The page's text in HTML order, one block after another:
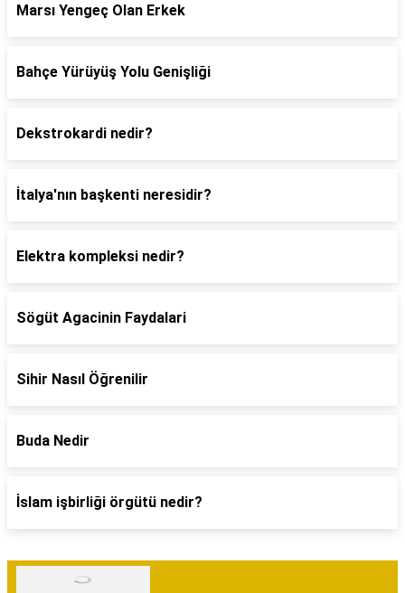
Marsı Yengeç Olan Erkek
Bahçe Yürüyüş Yolu Genişliği
Dekstrokardi nedir?
İtalya'nın başkenti neresidir?
Elektra kompleksi nedir?
Sögüt Agacinin Faydalari
Sihir Nasıl Öğrenilir
Buda Nedir
İslam işbirliği örgütü nedir?